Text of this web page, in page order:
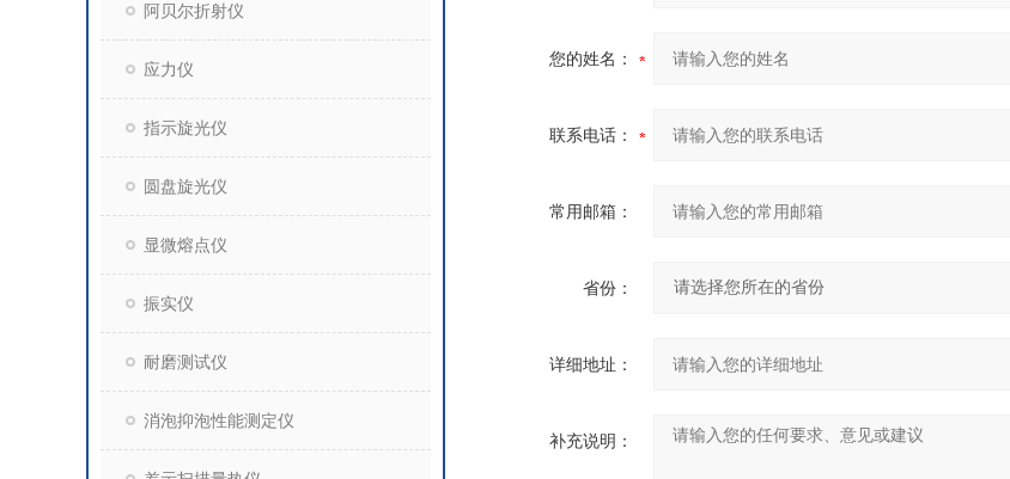
阿贝尔折射仪
应力仪
指示旋光仪
圆盘旋光仪
显微熔点仪
振实仪
耐磨测试仪
消泡抑泡性能测定仪
您的姓名：
联系电话：
常用邮箱：
省份：
详细地址：
补充说明：